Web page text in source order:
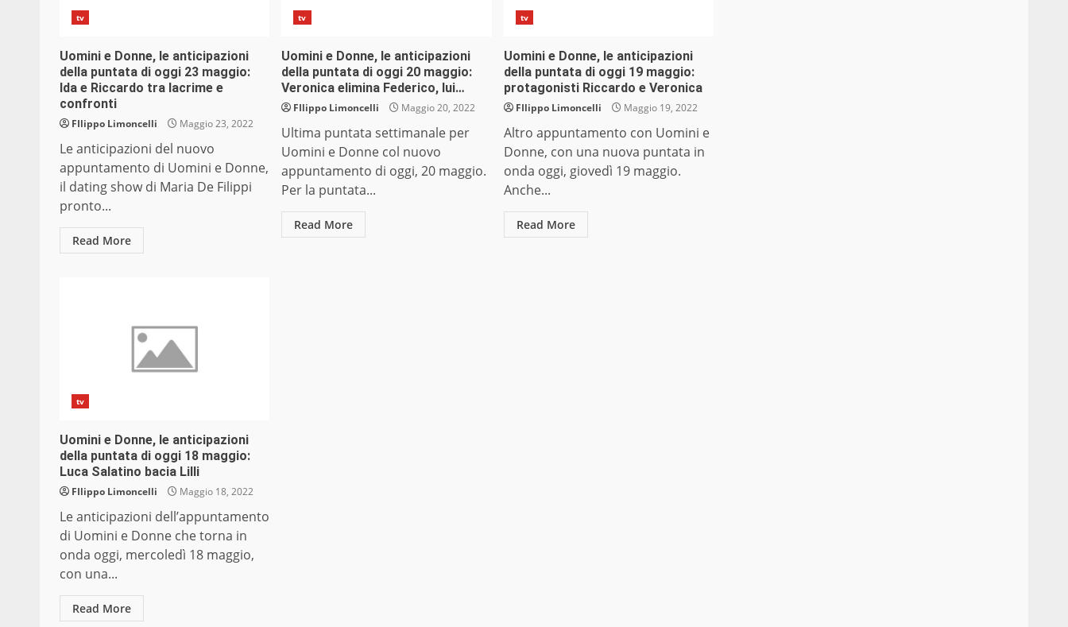
tv
Uomini e Donne, le anticipazioni
della puntata di oggi 23 maggio:
Ida e Riccardo tra lacrime e
confronti
FIlippo Limoncelli Maggio 23, 2022
Le anticipazioni del nuovo
appuntamento di Uomini e Donne,
il dating show di Maria De Filippi
pronto...
Read More
tv
Uomini e Donne, le anticipazioni
della puntata di oggi 20 maggio:
Veronica elimina Federico, lui…
FIlippo Limoncelli Maggio 20, 2022
Ultima puntata settimanale per
Uomini e Donne col nuovo
appuntamento di oggi, 20 maggio.
Per la puntata...
Read More
tv
Uomini e Donne, le anticipazioni
della puntata di oggi 19 maggio:
protagonisti Riccardo e Veronica
FIlippo Limoncelli Maggio 19, 2022
Altro appuntamento con Uomini e
Donne, con una nuova puntata in
onda oggi, giovedì 19 maggio.
Anche...
Read More
tv
Uomini e Donne, le anticipazioni
della puntata di oggi 18 maggio:
Luca Salatino bacia Lilli
FIlippo Limoncelli Maggio 18, 2022
Le anticipazioni dell’appuntamento
di Uomini e Donne che torna in
onda oggi, mercoledì 18 maggio,
con una...
Read More